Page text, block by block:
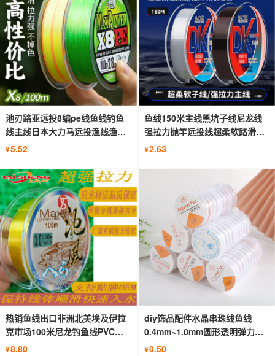
池刃路亚远投8编pe线鱼线钓鱼
线主线日本大力马远投渔线渔具
批发
¥5.52
鱼线150米主线黑坑子线尼龙线
强拉力抛竿远投线超柔软路滑线
渔具
¥2.63
热销鱼线出口非洲北美埃及伊拉
克市场100米尼龙钓鱼线PVC单
盘吸塑
¥8.80
diy饰品配件水晶串珠线鱼线
0.4mm~1.0mm圆形透明弹力线
大量批发
¥0.50